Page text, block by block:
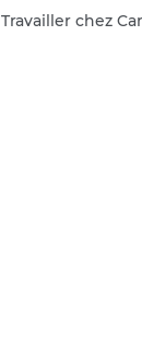
Travailler chez